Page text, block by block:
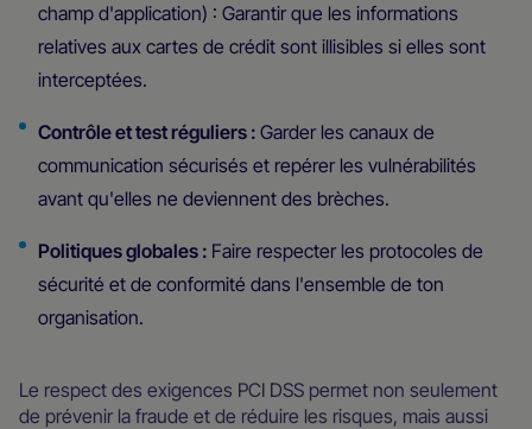
champ d'application) : Garantir que les informations
relatives aux cartes de crédit sont illisibles si elles sont
interceptées.
Contrôle et test réguliers : Garder les canaux de
communication sécurisés et repérer les vulnérabilités
avant qu'elles ne deviennent des brèches.
Politiques globales : Faire respecter les protocoles de
sécurité et de conformité dans l'ensemble de ton
organisation.
Le respect des exigences PCI DSS permet non seulement
de prévenir la fraude et de réduire les risques, mais aussi